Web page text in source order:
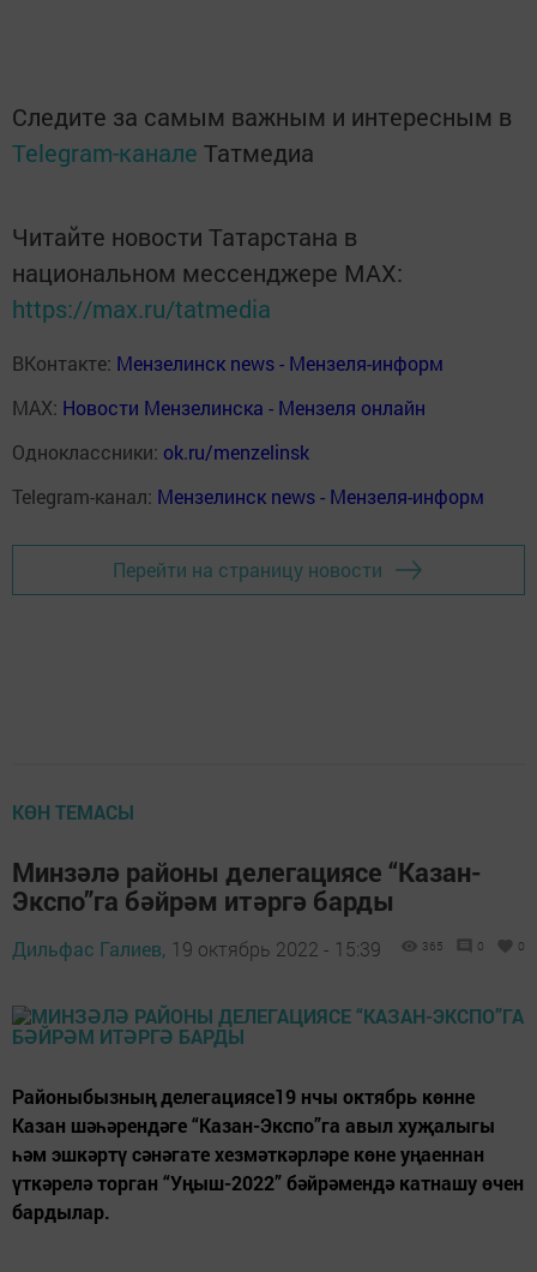
Следите за самым важным и интересным в
Telegram-канале Татмедиа
Читайте новости Татарстана в
национальном мессенджере MАХ:
https://max.ru/tatmedia
ВКонтакте: Мензелинск news - Мензеля-информ
MAX: Новости Мензелинска - Мензеля онлайн
Одноклассники: ok.ru/menzelinsk
Telegram-канал: Мензелинск news - Мензеля-информ
Перейти на страницу новости
КӨН ТЕМАСЫ
Минзәлә районы делегациясе “Казан-
Экспо”га бәйрәм итәргә барды
Дильфас Галиев, 19 октябрь 2022 - 15:39 365 0 0
Районыбызның делегациясе19 нчы октябрь көнне
Казан шәһәрендәге “Казан-Экспо”га авыл хуҗалыгы
һәм эшкәртү сәнәгате хезмәткәрләре көне уңаеннан
үткәрелә торган “Уңыш-2022” бәйрәмендә катнашу өчен
бардылар.